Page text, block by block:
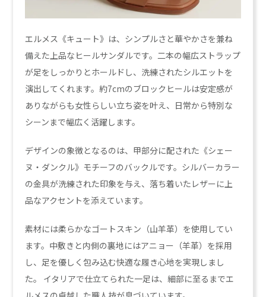
エルメス《キュート》は、シンプルさと華やかさを兼ね
備えた上品なヒールサンダルです。二本の幅広ストラップ
が足をしっかりとホールドし、洗練されたシルエットを
演出してくれます。約7cmのブロックヒールは安定感が
ありながらも女性らしい立ち姿を叶え、日常から特別な
シーンまで幅広く活躍します。
デザインの象徴となるのは、甲部分に配された《シェー
ヌ・ダンクル》モチーフのバックルです。シルバーカラー
の金具が洗練された印象を与え、落ち着いたレザーに上
品なアクセントを添えています。
素材には柔らかなゴートスキン（山羊革）を使用してい
ます。中敷きと内側の裏地にはアニョー（羊革）を採用
し、足を優しく包み込む快適な履き心地を実現しまし
た。 イタリアで仕立てられた一足は、細部に至るまでエ